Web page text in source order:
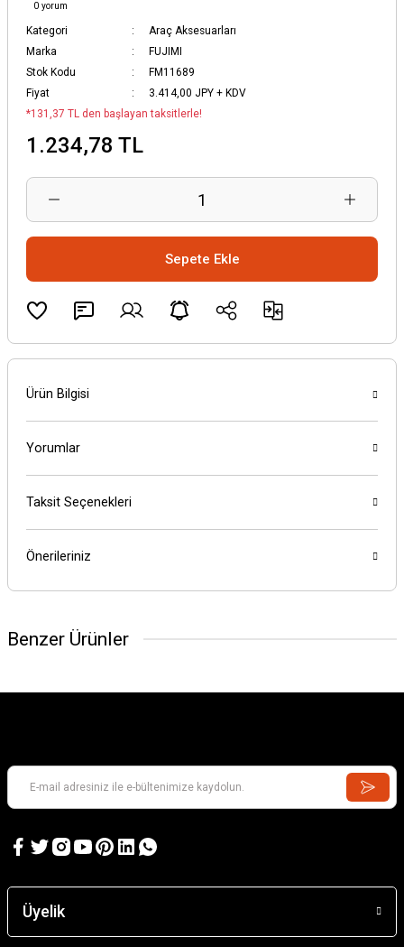
0 yorum
Kategori
Araç Aksesuarları
Marka
FUJIMI
Stok Kodu
FM11689
Fiyat
3.414,00 JPY + KDV
*131,37 TL den başlayan taksitlerle!
1.234,78 TL
Sepete Ekle
Ürün Bilgisi
Yorumlar
Taksit Seçenekleri
Önerileriniz
Benzer Ürünler
Üyelik